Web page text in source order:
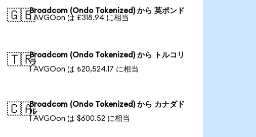
🇬🇧Broadcom (Ondo Tokenized) から 英ポンド
1 AVGOon は £318.94 に相当
🇹🇷Broadcom (Ondo Tokenized) から トルコリ
ラ
1 AVGOon は ₺20,524.17 に相当
🇨🇦Broadcom (Ondo Tokenized) から カナダド
ル
1 AVGOon は $600.52 に相当